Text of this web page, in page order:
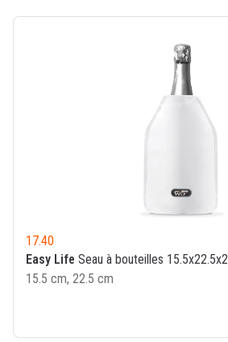
17.40
Easy Life Seau à bouteilles
15.5 cm, 22.5 cm